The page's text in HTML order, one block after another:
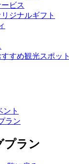
ビス
ジナルギフト
すめ観光スポット
ント
ラン
プラン